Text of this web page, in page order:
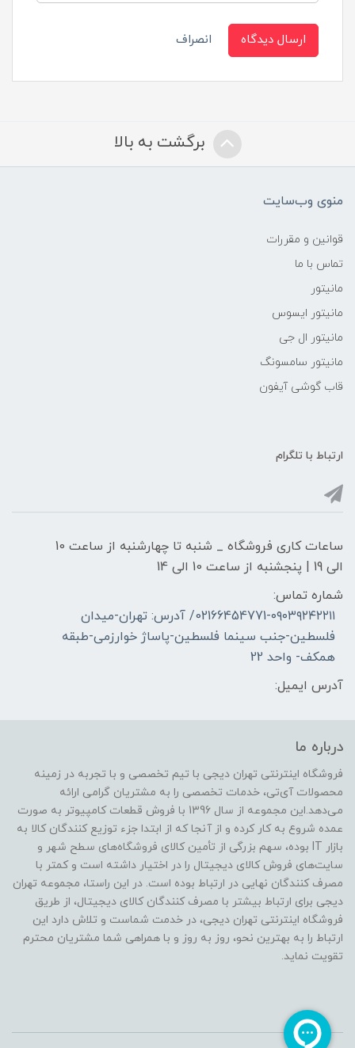
ارسال دیدگاه انصراف
برگشت به بالا
منوی وب‌سایت
قوانین و مقررات
تماس با ما
مانیتور
مانیتور ایسوس
مانیتور ال جی
مانیتور سامسونگ
قاب گوشی آیفون
ارتباط با تلگرام
ساعات کاری فروشگاه _ شنبه تا چهارشنبه از ساعت 10
الی 19 | پنجشنبه از ساعت 10 الی 14
شماره تماس:
02166454771-۰۹۰۳۹۲۴۲۲۱۱/ آدرس: تهران-میدان
فلسطین-جنب سینما فلسطین-پاساژ خوارزمی-طبقه
همکف- واحد 22
آدرس ایمیل:
درباره ما
فروشگاه اینترنتی تهران دیجی با تیم تخصصی و با تجربه در زمینه
محصولات آی‌تی، خدمات تخصصی را به مشتریان گرامی ارائه
می‌دهد.این مجموعه از سال 1396 با فروش قطعات کامپیوتر به صورت
عمده شروع به کار کرده و از آنجا که از ابتدا جزء توزیع کنندگان کالا به
بازار IT بوده، سهم بزرگی از تأمین کالای فروشگاه‌های سطح شهر و
سایت‌های فروش کالای دیجیتال را در اختیار داشته است و کمتر با
مصرف کنندگان نهایی در ارتباط بوده است. در این راستا، مجموعه تهران
دیجی برای ارتباط بیشتر با مصرف کنندگان کالای دیجیتال، از طریق
فروشگاه اینترنتی تهران دیجی، در خدمت شماست و تلاش دارد این
ارتباط را به بهترین نحو، روز به روز و با همراهی شما مشتریان محترم
تقویت نماید.